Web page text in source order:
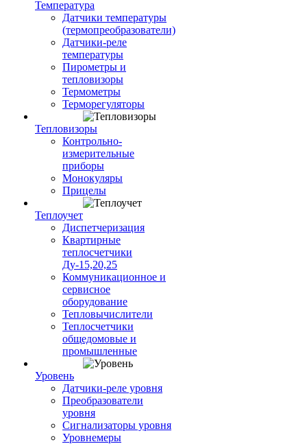
Температура
Датчики температуры
(термопреобразователи)
Датчики-реле
температуры
Пирометры и
тепловизоры
Термометры
Терморегуляторы
Тепловизоры
Контрольно-
измерительные
приборы
Монокуляры
Прицелы
Теплоучет
Диспетчеризация
Квартирные
теплосчетчики
Ду-15,20,25
Коммуникационное и
сервисное
оборудование
Тепловычислители
Теплосчетчики
общедомовые и
промышленные
Уровень
Датчики-реле уровня
Преобразователи
уровня
Сигнализаторы уровня
Уровнемеры